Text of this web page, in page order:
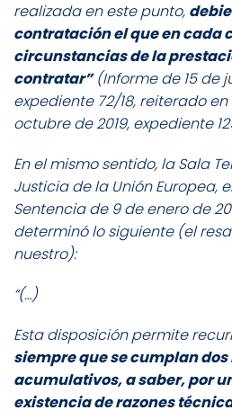
realizada en este punto,
contratación el que en cada
circunstancias de la
contratar”(Informe de 15 de
expediente 72/18, reiterado
octubre de 2019, expediente
En el mismo sentido, la Sala
Justicia de la Unión Europea,
Sentencia de 9 de enero de
determinó lo siguiente (el
nuestro):
“(…)
Esta disposición permite
siempre que se cumplan
acumulativos, a saber, por
existencia de razones